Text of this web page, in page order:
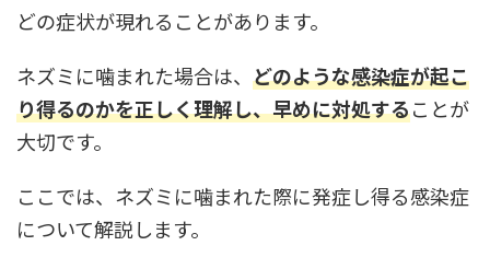
どの症状が現れることがあります。
ネズミに噛まれた場合は、 どのような感染症が起こ
り得るのかを正しく理解し、早めに対処することが
大切です。
ここでは、ネズミに噛まれた際に発症し得る感染症
について解説します。